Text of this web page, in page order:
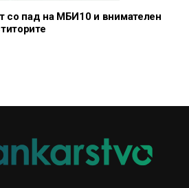
со пад на МБИ10 и внимателен